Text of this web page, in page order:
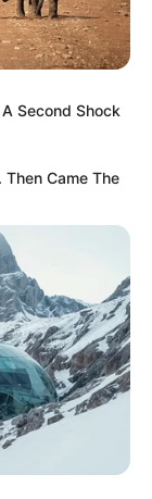
Second Shock
Came The